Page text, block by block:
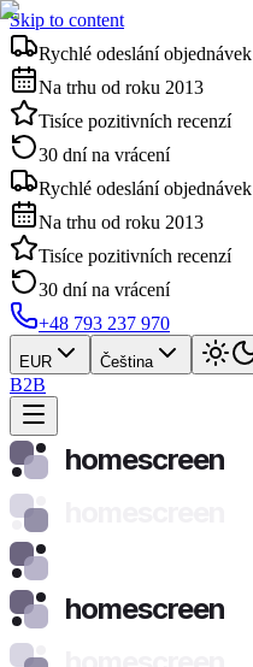
Skip to content
Rychlé odeslání objednávek
Na trhu od roku 2013
Tisíce pozitivních recenzí
30 dní na vrácení
Rychlé odeslání objednávek
Na trhu od roku 2013
Tisíce pozitivních recenzí
30 dní na vrácení
+48 793 237 970
EUR Čeština
B2B
homescreen
homescreen